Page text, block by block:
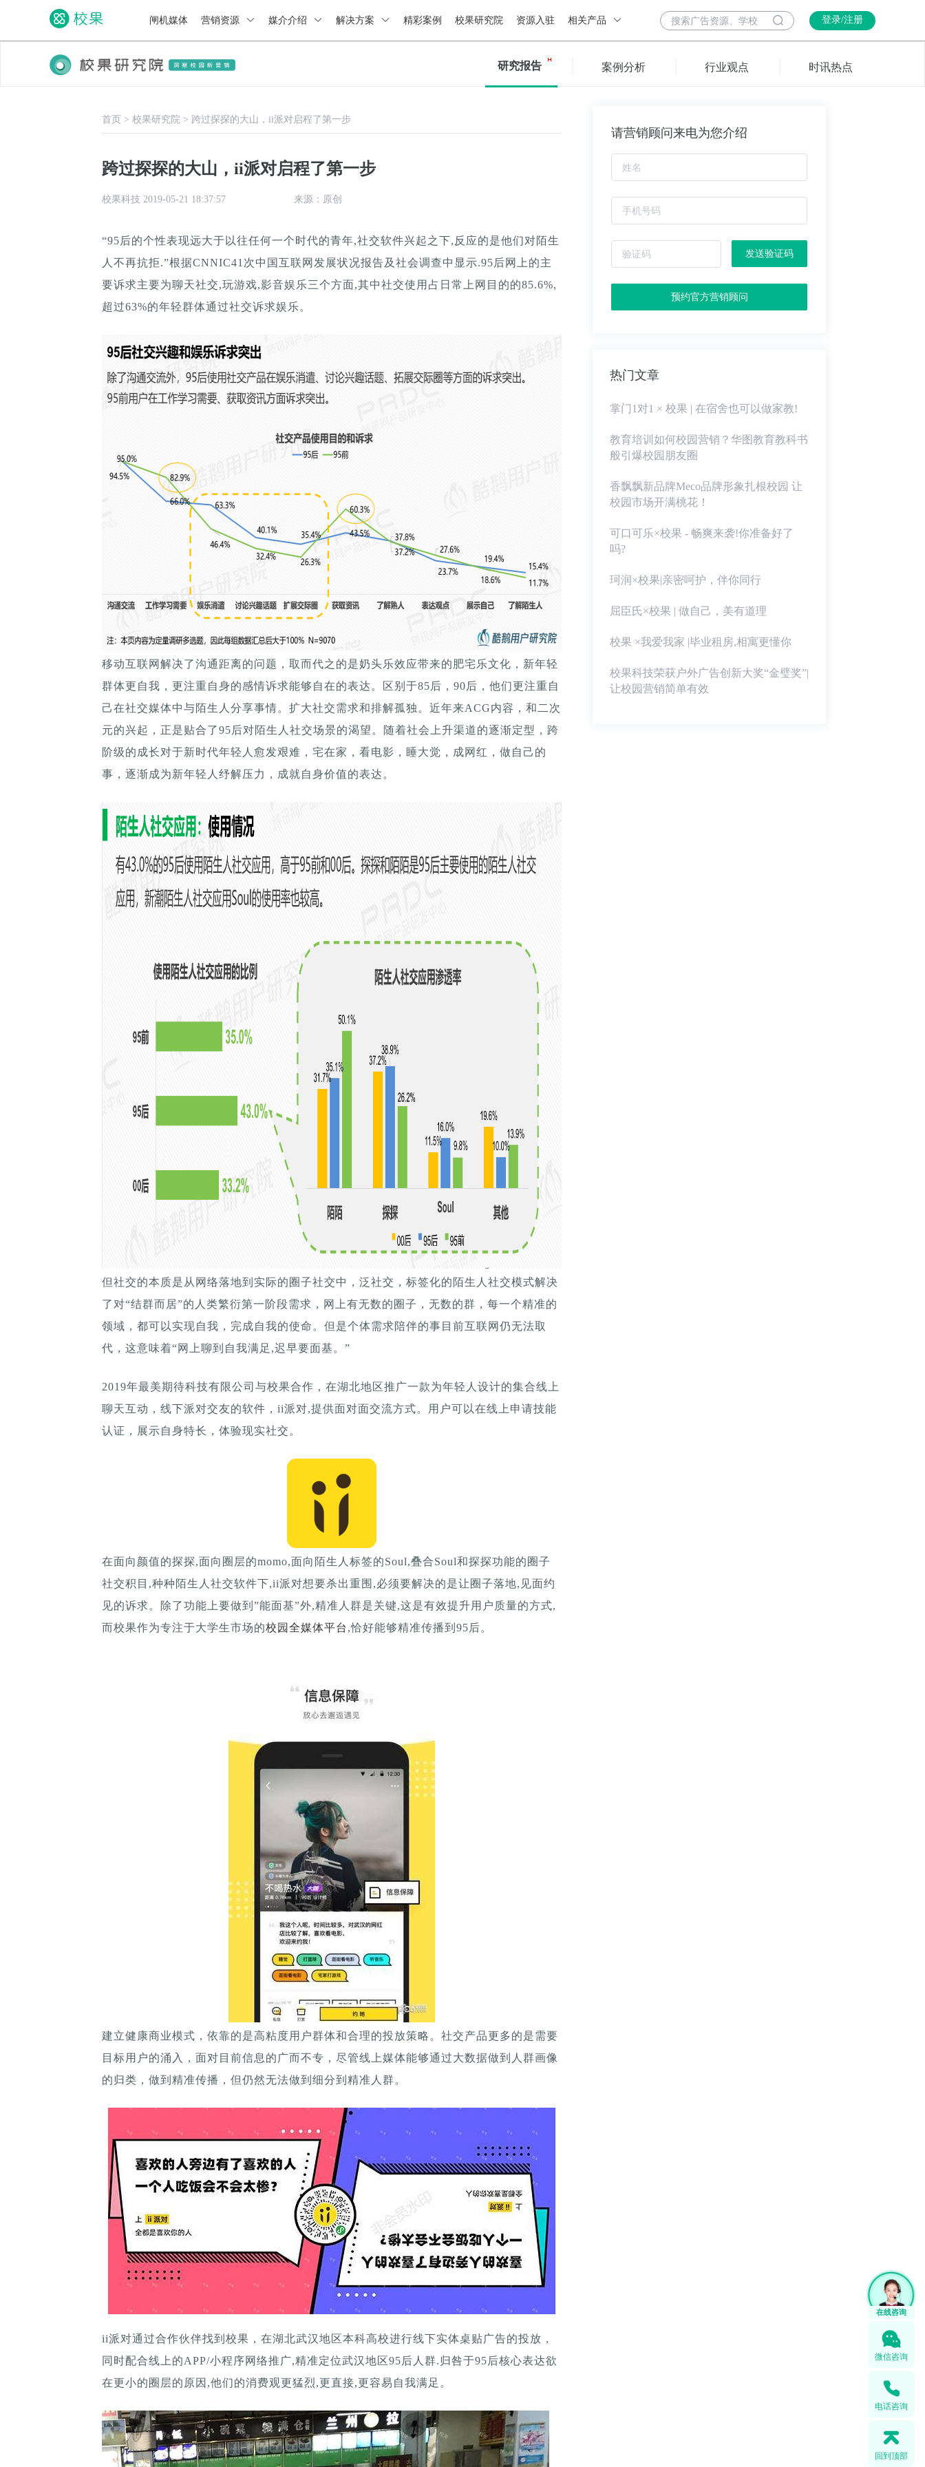
闸机媒体 营销资源 媒介介绍 解决方案 精彩案例 校果研究院 资源入驻 相关产品 登录/注册
研究报告 案例分析 行业观点 时讯热点
首页 > 校果研究院 > 跨过探探的大山，ii派对启程了第一步
跨过探探的大山，ii派对启程了第一步
校果科技 2019-05-21 18:37:57 来源：原创
“95后的个性表现远大于以往任何一个时代的青年,社交软件兴起之下,反应的是他们对陌生
人不再抗拒.”根据CNNIC41次中国互联网发展状况报告及社会调查中显示.95后网上的主
要诉求主要为聊天社交,玩游戏,影音娱乐三个方面,其中社交使用占日常上网目的的85.6%,
超过63%的年轻群体通过社交诉求娱乐。
移动互联网解决了沟通距离的问题，取而代之的是奶头乐效应带来的肥宅乐文化，新年轻
群体更自我，更注重自身的感情诉求能够自在的表达。区别于85后，90后，他们更注重自
己在社交媒体中与陌生人分享事情。扩大社交需求和排解孤独。近年来ACG内容，和二次
元的兴起，正是贴合了95后对陌生人社交场景的渴望。随着社会上升渠道的逐渐定型，跨
阶级的成长对于新时代年轻人愈发艰难，宅在家，看电影，睡大觉，成网红，做自己的
事，逐渐成为新年轻人纾解压力，成就自身价值的表达。
但社交的本质是从网络落地到实际的圈子社交中，泛社交，标签化的陌生人社交模式解决
了对“结群而居”的人类繁衍第一阶段需求，网上有无数的圈子，无数的群，每一个精准的
领域，都可以实现自我，完成自我的使命。但是个体需求陪伴的事目前互联网仍无法取
代，这意味着“网上聊到自我满足,迟早要面基。”
2019年最美期待科技有限公司与校果合作，在湖北地区推广一款为年轻人设计的集合线上
聊天互动，线下派对交友的软件，ii派对,提供面对面交流方式。用户可以在线上申请技能
认证，展示自身特长，体验现实社交。
在面向颜值的探探,面向圈层的momo,面向陌生人标签的Soul,叠合Soul和探探功能的圈子
社交积目,种种陌生人社交软件下,ii派对想要杀出重围,必须要解决的是让圈子落地,见面约
见的诉求。除了功能上要做到”能面基”外,精准人群是关键,这是有效提升用户质量的方式,
而校果作为专注于大学生市场的校园全媒体平台 ,恰好能够精准传播到95后。
建立健康商业模式，依靠的是高粘度用户群体和合理的投放策略。社交产品更多的是需要
目标用户的涌入，面对目前信息的广而不专，尽管线上媒体能够通过大数据做到人群画像
的归类，做到精准传播，但仍然无法做到细分到精准人群。
ii派对通过合作伙伴找到校果，在湖北武汉地区本科高校进行线下实体桌贴广告的投放，
同时配合线上的APP/小程序网络推广,精准定位武汉地区95后人群.归咎于95后核心表达欲
在更小的圈层的原因,他们的消费观更猛烈,更直接,更容易自我满足。
请营销顾问来电为您介绍
发送验证码
预约官方营销顾问
热门文章
掌门1对1 × 校果 | 在宿舍也可以做家教!
教育培训如何校园营销？华图教育教科书
般引爆校园朋友圈
香飘飘新品牌Meco品牌形象扎根校园 让
校园市场开满桃花！
可口可乐×校果 - 畅爽来袭!你准备好了
吗?
珂润×校果|亲密呵护，伴你同行
屈臣氏×校果 | 做自己，美有道理
校果 ×我爱我家 |毕业租房,相寓更懂你
校果科技荣获户外广告创新大奖“金璧奖”|
让校园营销简单有效
微信咨询
电话咨询
回到顶部